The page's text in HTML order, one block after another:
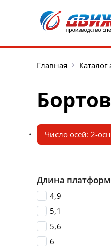
Главная Каталог
Число осей: 2-
Длина
4,9
5,1
5,6
6